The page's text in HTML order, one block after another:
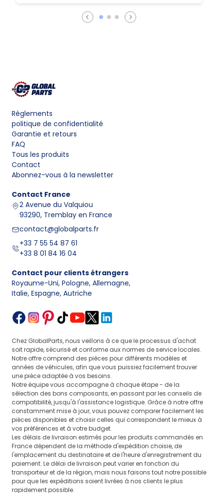
Règlements
politique de confidentialité
Garantie et retours
FAQ
Tous les produits
Contact
Abonnez-vous à la newsletter
Contact France
2 Avenue du Valquiou
93290, Tremblay en France
contact@globalparts.fr
+33 7 55 54 87 61
+33 8 01 84 16 04
Contact pour clients étrangers
Royaume-Uni, Pologne, Allemagne,
Italie, Espagne, Autriche
Chez GlobalParts, nous veillons à ce que le processus d'achat
soit rapide, sécurisé et conforme aux normes de service locales.
Notre offre comprend des pièces pour différents modèles et
années de véhicules, afin que vous puissiez facilement trouver
une pièce adaptée à vos besoins.
Notre équipe vous accompagne à chaque étape - de la
sélection des bons composants, en passant par les conseils de
compatibilité, jusqu'à l'assistance logistique. Grâce à notre offre
constamment mise à jour, vous pouvez comparer facilement les
pièces disponibles et choisir celles qui correspondent le mieux à
vos préférences et à votre budget.
Les délais de livraison estimés pour les produits commandés en
France dépendent de la méthode d'expédition choisie, de
l'emplacement du destinataire et de l'heure d'enregistrement du
paiement. Le délai de livraison peut varier en fonction du
transporteur et de la région, mais nous faisons tout notre possible
pour que les expéditions soient livrées à nos clients le plus
rapidement possible.